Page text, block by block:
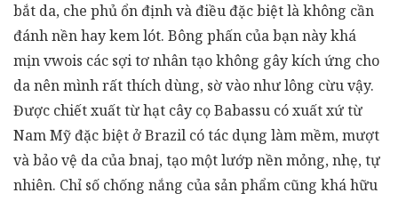
bắt da, che phủ ổn định và điều đặc biệt là không cần
đánh nền hay kem lót. Bông phấn của bạn này khá
mịn vwois các sợi tơ nhân tạo không gây kích ứng cho
da nên mình rất thích dùng, sờ vào như lông cừu vậy.
Được chiết xuất từ hạt cây cọ Babassu có xuất xứ từ
Nam Mỹ đặc biệt ở Brazil có tác dụng làm mềm, mượt
và bảo vệ da của bnaj, tạo một lướp nền mỏng, nhẹ, tự
nhiên. Chỉ số chống nắng của sản phẩm cũng khá hữu